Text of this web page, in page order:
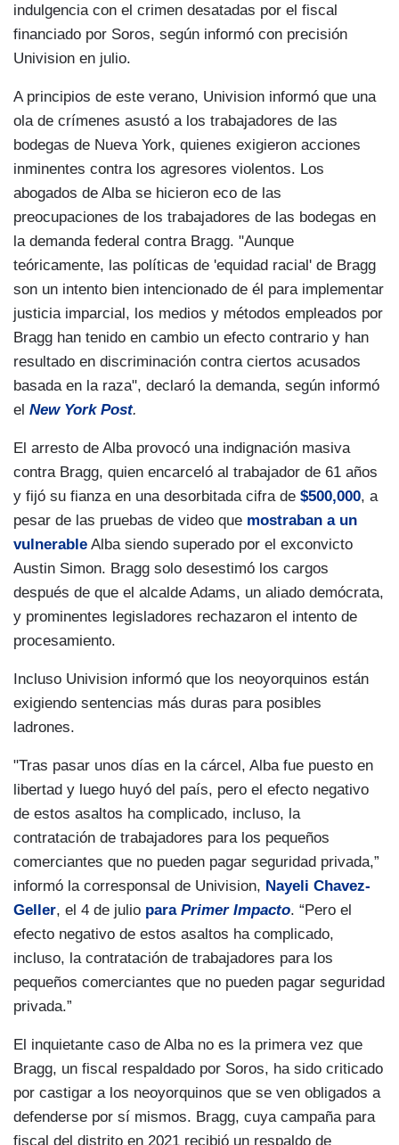
indulgencia con el crimen desatadas por el fiscal
financiado por Soros, según informó con precisión
Univision en julio.
A principios de este verano, Univision informó que una
ola de crímenes asustó a los trabajadores de las
bodegas de Nueva York, quienes exigieron acciones
inminentes contra los agresores violentos. Los
abogados de Alba se hicieron eco de las
preocupaciones de los trabajadores de las bodegas en
la demanda federal contra Bragg. "Aunque
teóricamente, las políticas de 'equidad racial' de Bragg
son un intento bien intencionado de él para implementar
justicia imparcial, los medios y métodos empleados por
Bragg han tenido en cambio un efecto contrario y han
resultado en discriminación contra ciertos acusados
basada en la raza", declaró la demanda, según informó
el New York Post.
El arresto de Alba provocó una indignación masiva
contra Bragg, quien encarceló al trabajador de 61 años
y fijó su fianza en una desorbitada cifra de $500,000, a
pesar de las pruebas de video que mostraban a un
vulnerable Alba siendo superado por el exconvicto
Austin Simon. Bragg solo desestimó los cargos
después de que el alcalde Adams, un aliado demócrata,
y prominentes legisladores rechazaron el intento de
procesamiento.
Incluso Univision informó que los neoyorquinos están
exigiendo sentencias más duras para posibles
ladrones.
"Tras pasar unos días en la cárcel, Alba fue puesto en
libertad y luego huyó del país, pero el efecto negativo
de estos asaltos ha complicado, incluso, la
contratación de trabajadores para los pequeños
comerciantes que no pueden pagar seguridad privada,”
informó la corresponsal de Univision, Nayeli Chavez-
Geller, el 4 de julio para Primer Impacto. “Pero el
efecto negativo de estos asaltos ha complicado,
incluso, la contratación de trabajadores para los
pequeños comerciantes que no pueden pagar seguridad
privada.”
El inquietante caso de Alba no es la primera vez que
Bragg, un fiscal respaldado por Soros, ha sido criticado
por castigar a los neoyorquinos que se ven obligados a
defenderse por sí mismos. Bragg, cuya campaña para
fiscal del distrito en 2021 recibió un respaldo de